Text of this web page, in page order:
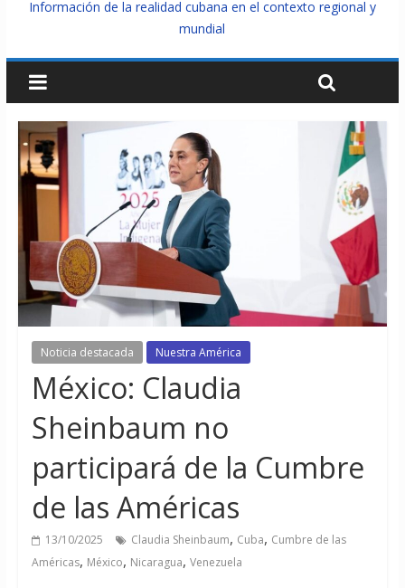
Información de la realidad cubana en el contexto regional y
mundial
Noticia destacada Nuestra América
México: Claudia
Sheinbaum no
participará de la Cumbre
de las Américas
13/10/2025 Claudia Sheinbaum, Cuba, Cumbre de las
Américas, México, Nicaragua, Venezuela